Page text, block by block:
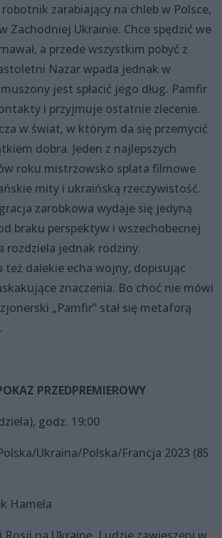
zarabiający na chleb w Polsce,
Zachodniej Ukrainie. Chce spędzić we
a przede wszystkim pobyć z
Nazar wpada jednak w
jest spłacić jego dług. Pamfir
i przyjmuje ostatnie zlecenie.
w świat, w którym da się przemycić
dobra. Jeden z najlepszych
roku mistrzowsko splata filmowe
mity i ukraińską rzeczywistość.
zarobkowa wydaje się jedyną
braku perspektyw i wszechobecnej
rozdziela jednak rodziny.
też dalekie echa wojny, dopisując
znaczenia. Bo choć nie mówi
„Pamfir” stał się metaforą
PRZEDPREMIEROWY
godz. 19:00
Ukraina/Polska/Francja 2023 (85
Hamela